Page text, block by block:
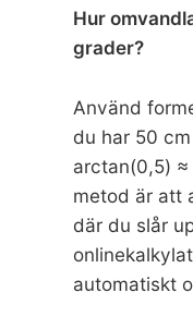
Hur
grader?
Använd
du har 50
arctan(0,5) ≈
metod är att
där du slår
automatiskt